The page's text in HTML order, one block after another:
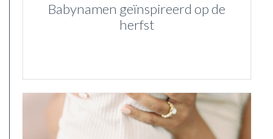
Babynamen geïnspireerd op de
herfst